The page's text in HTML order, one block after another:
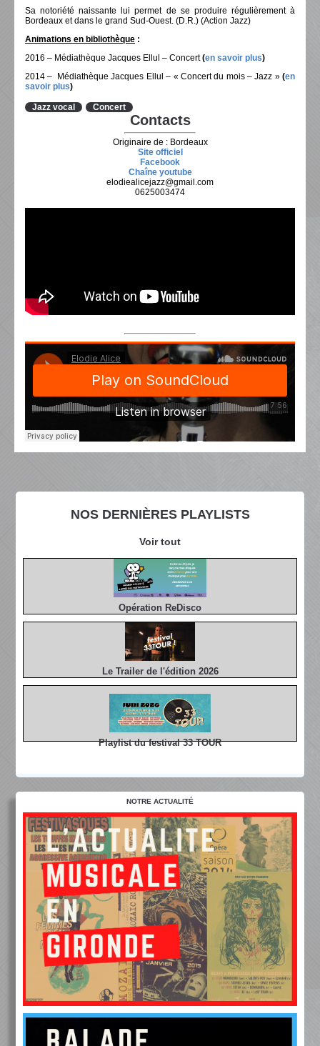
NOS DERNIÈRES PLAYLISTS
Voir tout
Opération ReDisco
Le Trailer de l'édition 2026
Playlist du festival 33 TOUR
Sa notoriété naissante lui permet de se produire régulièrement à
Bordeaux et dans le grand Sud-Ouest. (D.R.) (Action Jazz)
Animations en bibliothèque :
2016 – Médiathèque Jacques Ellul – Concert(en savoir plus)
2014 – Médiathèque Jacques Ellul – « Concert du mois – Jazz »(en
savoir plus)
Jazz vocal Concert
Contacts
Originaire de : Bordeaux
Site officiel
Facebook
Chaîne youtube
elodiealicejazz@gmail.com
0625003474
NOTRE ACTUALITÉ